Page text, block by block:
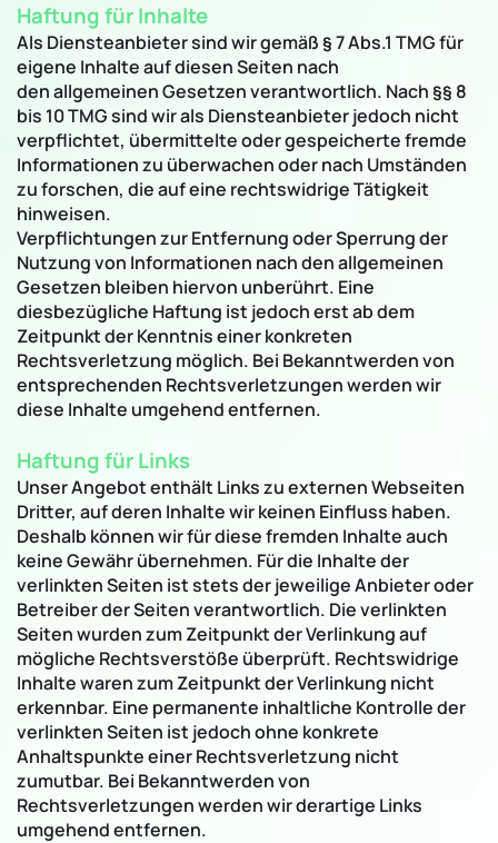
Haftung für Inhalte
Als Diensteanbieter sind wir gemäß § 7 Abs.1 TMG für
eigene Inhalte auf diesen Seiten nach
den allgemeinen Gesetzen verantwortlich. Nach §§ 8
bis 10 TMG sind wir als Diensteanbieter jedoch nicht
verpflichtet, übermittelte oder gespeicherte fremde
Informationen zu überwachen oder nach Umständen
zu forschen, die auf eine rechtswidrige Tätigkeit
hinweisen.
Verpflichtungen zur Entfernung oder Sperrung der
Nutzung von Informationen nach den allgemeinen
Gesetzen bleiben hiervon unberührt. Eine
diesbezügliche Haftung ist jedoch erst ab dem
Zeitpunkt der Kenntnis einer konkreten
Rechtsverletzung möglich. Bei Bekanntwerden von
entsprechenden Rechtsverletzungen werden wir
diese Inhalte umgehend entfernen.
Haftung für Links
Unser Angebot enthält Links zu externen Webseiten
Dritter, auf deren Inhalte wir keinen Einfluss haben.
Deshalb können wir für diese fremden Inhalte auch
keine Gewähr übernehmen. Für die Inhalte der
verlinkten Seiten ist stets der jeweilige Anbieter oder
Betreiber der Seiten verantwortlich. Die verlinkten
Seiten wurden zum Zeitpunkt der Verlinkung auf
mögliche Rechtsverstöße überprüft. Rechtswidrige
Inhalte waren zum Zeitpunkt der Verlinkung nicht
erkennbar. Eine permanente inhaltliche Kontrolle der
verlinkten Seiten ist jedoch ohne konkrete
Anhaltspunkte einer Rechtsverletzung nicht
zumutbar. Bei Bekanntwerden von
Rechtsverletzungen werden wir derartige Links
umgehend entfernen.